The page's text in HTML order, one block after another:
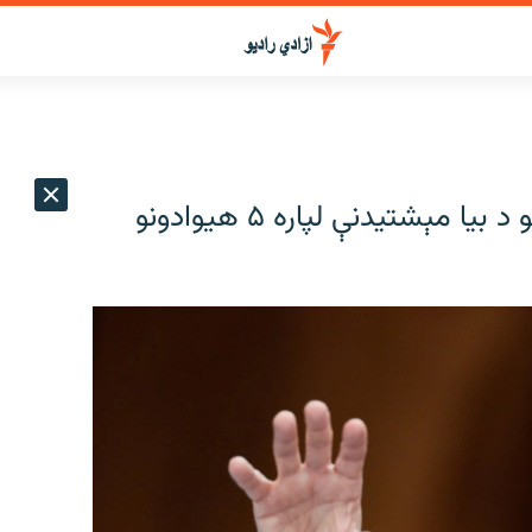
روبیو: امریکا په قطر کی د بندو افغانانو د بیا مېشتیدنې لپاره ۵ هیوادونو